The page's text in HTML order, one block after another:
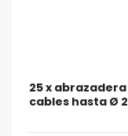
25 x
cables hasta Ø